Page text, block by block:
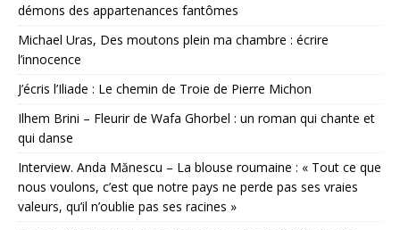
démons des appartenances fantômes
Michael Uras, Des moutons plein ma chambre : écrire
l’innocence
J’écris l’Iliade : Le chemin de Troie de Pierre Michon
Ilhem Brini – Fleurir de Wafa Ghorbel : un roman qui chante et
qui danse
Interview. Anda Mănescu – La blouse roumaine : « Tout ce que
nous voulons, c’est que notre pays ne perde pas ses vraies
valeurs, qu’il n’oublie pas ses racines »